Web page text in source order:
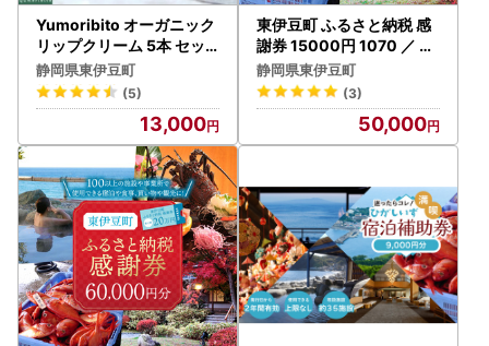
Yumoribito オーガニック
リップクリーム 5本 セッ
ト A032 ／ 玉翠 静岡県 東
伊豆町
静岡県東伊豆町
(5)
13,000
東伊豆町 ふるさと納税 感
謝券 15000円 1070 ／ 静
岡県 旅行 宿泊 食事 観光
チケット クーポン 補助 リ
フォーム ホテル 動物園 海
鮮 みかん 金目鯛 稲取 熱川
ギフト 土産
静岡県東伊豆町
(3)
50,000